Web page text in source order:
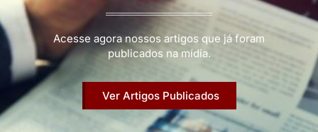
Acesse agora nossos artigos que já foram
publicados na mídia.
Ver Artigos Publicados